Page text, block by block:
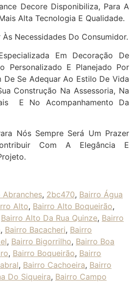
Decore Disponibiliza, Para A
Alta Tecnologia E Qualidade.
Necessidades Do Consumidor.
Em Decoração De
Personalizado E Planejado Por
De Se Adequar Ao Estilo De Vida
Construção Na Assessoria, Na
E No Acompanhamento Da
Nós Sempre Será Um Prazer
Com A Elegância E
Abranches, 2bc470, Bairro Água
Alto, Bairro Alto Boqueirão,
Bairro Alto Da Rua Quinze, Bairro
, Bairro Bacacheri, Bairro
, Bairro Bigorrilho, Bairro Boa
, Bairro Boqueirão, Bairro
, Bairro Cachoeira, Bairro
Do Siqueira, Bairro Campo